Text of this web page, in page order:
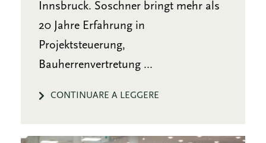
Innsbruck. Soschner bringt mehr als
20 Jahre Erfahrung in
Projektsteuerung,
Bauherrenvertretung ...
CONTINUARE A LEGGERE